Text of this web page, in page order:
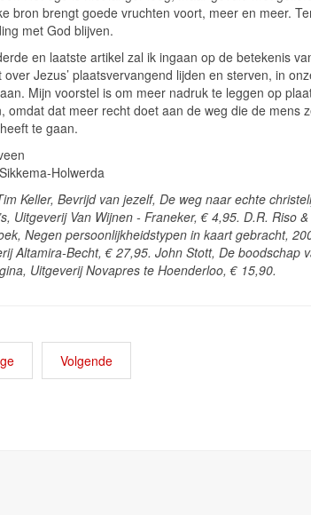
bron brengt goede vruchten voort, meer en meer.
met God blijven.
en laatste artikel zal ik ingaan op de betekenis
over Jezus’ plaatsvervangend lijden en sterven, in
Mijn voorstel is om meer nadruk te leggen op
omdat dat meer recht doet aan de weg die de mens
te gaan.
Holwerda
Keller, Bevrijd van jezelf, De weg naar echte
Uitgeverij Van Wijnen - Franeker, € 4,95. D.R. Riso
Negen persoonlijkheidstypen in kaart gebracht,
Altamira-Becht, € 27,95. John Stott, De boodschap
Uitgeverij Novapres te Hoenderloo, € 15,90.
Volgende